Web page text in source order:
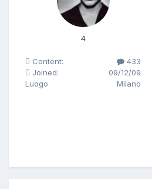
4
Content:
433
Joined:
09/12/09
Luogo
Milano